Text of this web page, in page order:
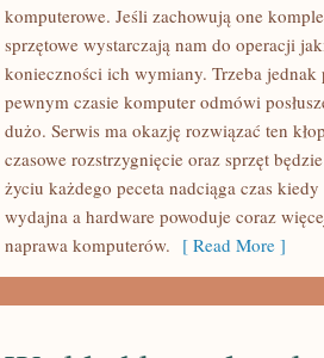
komputerowe. Jeśli zachowują one
sprzętowe wystarczają nam do operacji
konieczności ich wymiany. Trzeba
pewnym czasie komputer odmówi
dużo. Serwis ma okazję rozwiązać ten
czasowe rozstrzygnięcie oraz sprzęt
życiu każdego peceta nadciąga czas
wydajna a hardware powoduje coraz
naprawa komputerów. [ Read More ]